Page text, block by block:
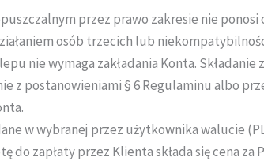
przez prawo zakresie nie
osób trzecich lub
nie wymaga zakładania Konta.
z postanowieniami § 6 Regulaminu albo
w wybranej przez użytkownika walucie
do zapłaty przez Klienta składa się cena